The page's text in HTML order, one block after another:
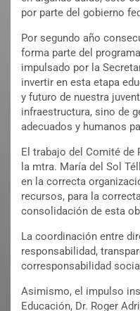
por parte del gobierno
Por segundo año
forma parte del
impulsado por la
invertir en esta etapa
y futuro de nuestra
infraestructura, sino de
adecuados y humanos
El trabajo del Comité de
la mtra. María del Sol
en la correcta
recursos, para la
consolidación de esta
La coordinación entre
responsabilidad,
corresponsabilidad
Asimismo, el impulso
Educación, Dr. Roger